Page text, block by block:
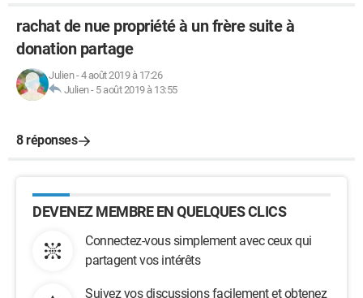
rachat de nue propriété à un frère suite à
donation partage
Julien-4 août 2019 à 17:26
Julien- 5 août 2019 à 13:55
8 réponses
DEVENEZ MEMBRE EN QUELQUES CLICS
Connectez-vous simplement avec ceux qui
partagent vos intérêts
Suivez vos discussions facilement et obtenez